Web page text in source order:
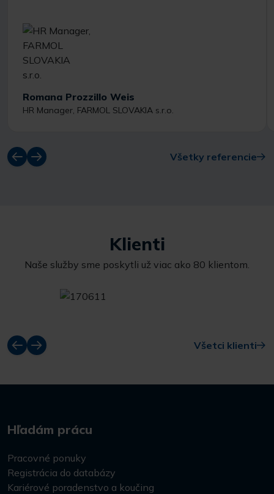
Romana Prozzillo Weis
HR Manager, FARMOL SLOVAKIA s.r.o.
Všetky referencie
Klienti
Naše služby sme poskytli už viac ako 80 klientom.
Všetci klienti
Hľadám prácu
Pracovné ponuky
Registrácia do databázy
Kariérové poradenstvo a koučing